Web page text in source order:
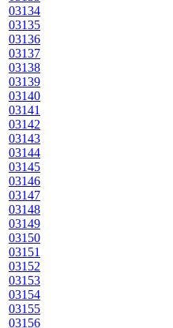
03134
03135
03136
03137
03138
03139
03140
03141
03142
03143
03144
03145
03146
03147
03148
03149
03150
03151
03152
03153
03154
03155
03156